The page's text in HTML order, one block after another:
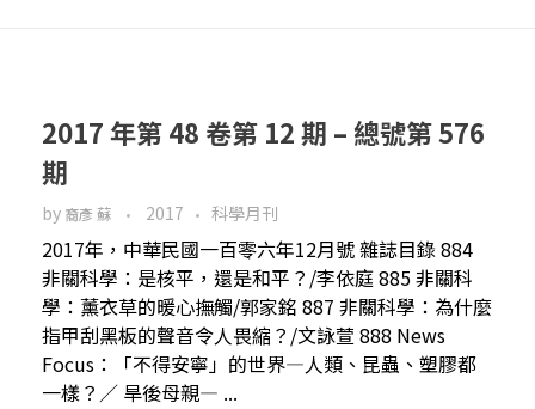
2017 年第 48 卷第 12 期 – 總號第 576
期
by 裔彥 蘇 2017 科學月刊
2017年，中華民國一百零六年12月號 雜誌目錄 884
非關科學：是核平，還是和平？/李依庭 885 非關科
學：薰衣草的暖心撫觸/郭家銘 887 非關科學：為什麼
指甲刮黑板的聲音令人畏縮？/文詠萱 888 News
Focus：「不得安寧」的世界—人類、昆蟲、塑膠都
一樣？／ 旱後母親— ...